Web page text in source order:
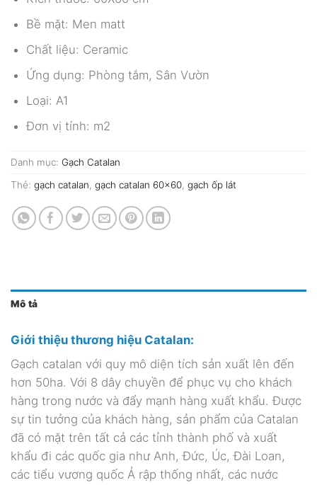
Bề mặt: Men matt
Chất liệu: Ceramic
Ứng dụng: Phòng tắm, Sân Vườn
Loại: A1
Đơn vị tính: m2
Danh mục: Gạch Catalan
Thẻ: gạch catalan, gạch catalan 60x60, gạch ốp lát
Mô tả
Giới thiệu thương hiệu Catalan:
Gạch catalan với quy mô diện tích sản xuất lên đến
hơn 50ha. Với 8 dây chuyền để phục vụ cho khách
hàng trong nước và đẩy mạnh hàng xuất khẩu. Được
sự tin tưởng của khách hàng, sản phẩm của Catalan
đã có mặt trên tất cả các tỉnh thành phố và xuất
khẩu đi các quốc gia như Anh, Đức, Úc, Đài Loan,
các tiểu vương quốc Ả rập thống nhất, các nước